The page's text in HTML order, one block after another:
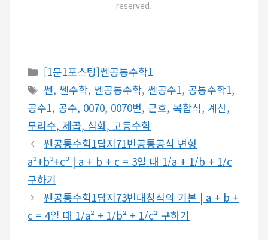
reserved.
카
테
고
리
[1문1포스팅]쎈공통수학1
태
그
쎈, 쎈수학, 쎈공통수학, 쎈공수1, 공통수학1,
공수1, 공수, 0070, 0070번, 근호, 복합식, 계산,
무리수, 제곱, 심화, 고등수학
쎈공통수학1답지71번공통공식 변형
a³+b³+c³ | a + b + c = 3일 때 1/a + 1/b + 1/c
구하기
쎈공통수학1답지73번대칭식의 기본 | a + b +
c = 4일 때 1/a² + 1/b² + 1/c² 구하기